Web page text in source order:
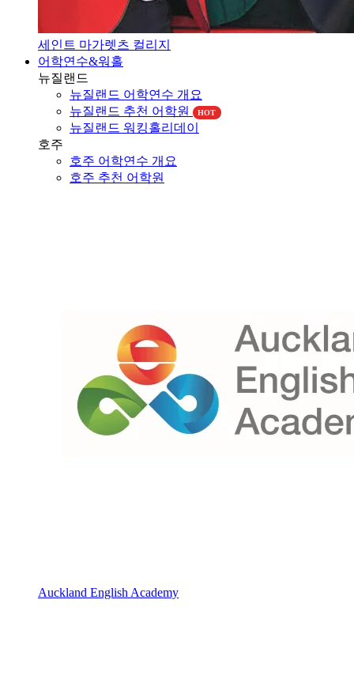
세인트 마가렛츠 컬리지
어학연수&워홀
뉴질랜드
뉴질랜드 어학연수 개요
뉴질랜드 워킹홀리데이
호주